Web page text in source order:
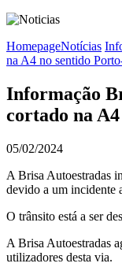
HomepageNotícias
na A4 no sentido
Informação
cortado na
05/02/2024
A Brisa Autoestradas
devido a um incidente
O trânsito está a ser
A Brisa Autoestradas
utilizadores desta via.